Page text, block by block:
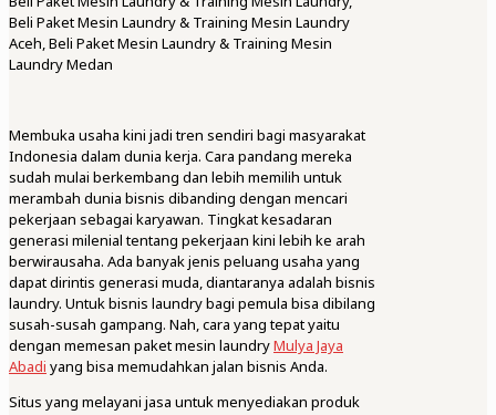
Beli Paket Mesin Laundry & Training Mesin Laundry
Aceh, Beli Paket Mesin Laundry & Training Mesin
Laundry Medan
Membuka usaha kini jadi tren sendiri bagi masyarakat
Indonesia dalam dunia kerja. Cara pandang mereka
sudah mulai berkembang dan lebih memilih untuk
merambah dunia bisnis dibanding dengan mencari
pekerjaan sebagai karyawan. Tingkat kesadaran
generasi milenial tentang pekerjaan kini lebih ke arah
berwirausaha. Ada banyak jenis peluang usaha yang
dapat dirintis generasi muda, diantaranya adalah bisnis
laundry. Untuk bisnis laundry bagi pemula bisa dibilang
susah-susah gampang. Nah, cara yang tepat yaitu
dengan memesan paket mesin laundryMulya Jaya
Abadi yang bisa memudahkan jalan bisnis Anda.
Situs yang melayani jasa untuk menyediakan produk